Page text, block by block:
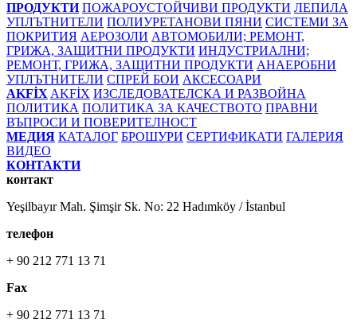
ПРОДУКТИ ПОЖАРОУСТОЙЧИВИ ПРОДУКТИ ЛЕПИЛА
УПЛЪТНИТЕЛИ ПОЛИУРЕТАНОВИ ПЯНИ СИСТЕМИ ЗА
ПОКРИТИЯ АЕРОЗОЛИ АВТОМОБИЛИ; РЕМОНТ,
ГРИЖА, ЗАЩИТНИ ПРОДУКТИ ИНДУСТРИАЛНИ;
РЕМОНТ, ГРИЖА, ЗАЩИТНИ ПРОДУКТИ АНАЕРОБНИ
УПЛЪТНИТЕЛИ СПРЕЙ БОИ АКСЕСОАРИ
AKFİX AKFİX ИЗСЛЕДОВАТЕЛСКА И РАЗВОЙНА
ПОЛИТИКА ПОЛИТИКА ЗА КАЧЕСТВОТО ПРАВНИ
ВЪПРОСИ И ПОВЕРИТЕЛНОСТ
МЕДИЯ КАТАЛОГ БРОШУРИ СЕРТИФИКАТИ ГАЛЕРИЯ
ВИДЕО
КОНТАКТИ
контакт
Yeşilbayır Mah. Şimşir Sk. No: 22 Hadımköy / İstanbul
телефон
+ 90 212 771 13 71
Fax
+ 90 212 771 13 71